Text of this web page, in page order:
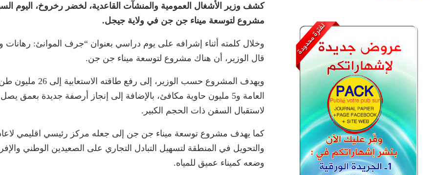
كشف وزير الأشغال العمومية والمنشآت القاعدية، لخضر رخروخ، اليوم
مشروع لتوسعة ميناء جن جن في ولاية جيجل.
وخلال كلمته أثناء إشرافه على يوم دراسي بعنوان “جرف الموانئ: رهانات
قال الوزير، أن هناك مشروع لتوسعة ميناء جن جن.
ويهدف المشروع حسب الوزير، إلى
لاستقبال السفن ذات الحجم الكبير.
كما يهدف مشروع توسعة ميناء جن جن إلى جعله مركز رئيسي اقليمي
والتحويل في المنطقة لتسهيل التبادل التجاري على الصعيدين الوطني
وضعه كميناء عميق للمياه.